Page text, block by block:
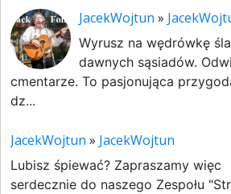
JacekWojtun »
Wyrusz na wędrówkę
dawnych sąsiadów.
cmentarze. To pasjonująca
dz...
JacekWojtun » JacekWojtun
Lubisz śpiewać? Zapraszamy więc
serdecznie do naszego Zespołu